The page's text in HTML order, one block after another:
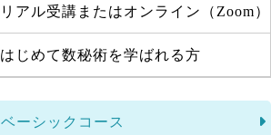
リアル受講またはオンライン（Zoom）
はじめて数秘術を学ばれる方
ベーシックコース